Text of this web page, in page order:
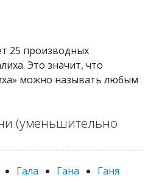
25 производных
Это значит, что
можно называть любым
(уменьшительно
Гала Гана
Ганя